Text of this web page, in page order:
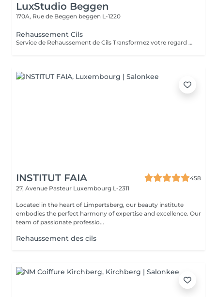
LuxStudio Beggen
170A, Rue de Beggen beggen L-1220
Rehaussement Cils
Service de Rehaussement de Cils Transformez votre regard avec notre service de rehaussement de cils, disponible avec ou sans teinture. Notre technique avancée inclut : - *Courbure Durable* : Nous sublimons vos cils naturels en leur apportant une courbure élégante et durable. - *Option avec Teinture* : Pour un effet encore plus spectaculaire, ajoutez de la couleur à vos cils, vous libérant ainsi de l'utilisation quotidienne de mascara. - *Hydratation Incluse* : Nos traitements incluent une hydratation profonde, garantissant des cils sains et forts. ### Entretien Pour maintenir l'effet souhaité et éviter d'endommager vos cils, nous recommandons de refaire le traitement toutes les 4 à 6 semaines. Ainsi, vous assurez un regard toujours éblouissant tout en préservant la santé de vos cils. Prenez rendez-vous dès aujourd'hui et sublimez la beauté naturelle de vos yeux !
INSTITUT FAIA
458
27, Avenue Pasteur Luxembourg L-2311
Located in the heart of Limpertsberg, our beauty institute
embodies the perfect harmony of expertise and excellence. Our
team of passionate professio...
Rehaussement des cils